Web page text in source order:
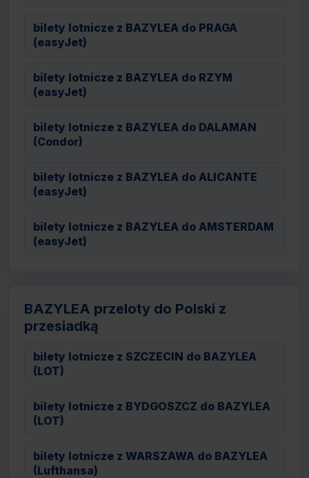
bilety lotnicze z BAZYLEA do PRAGA
(easyJet)
bilety lotnicze z BAZYLEA do RZYM
(easyJet)
bilety lotnicze z BAZYLEA do DALAMAN
(Condor)
bilety lotnicze z BAZYLEA do ALICANTE
(easyJet)
bilety lotnicze z BAZYLEA do AMSTERDAM
(easyJet)
BAZYLEA przeloty do Polski z
przesiadką
bilety lotnicze z SZCZECIN do BAZYLEA
(LOT)
bilety lotnicze z BYDGOSZCZ do BAZYLEA
(LOT)
bilety lotnicze z WARSZAWA do BAZYLEA
(Lufthansa)